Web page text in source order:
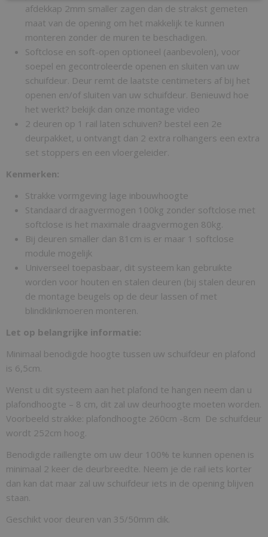
afdekkap 2mm smaller zagen dan de strakst gemeten
maat van de opening om het makkelijk te kunnen
monteren zonder de muren te beschadigen.
Softclose en soft-open optioneel (aanbevolen), voor
soepel en gecontroleerde openen en sluiten van uw
schuifdeur. Deur remt de laatste centimeters af bij het
openen en/of sluiten van uw schuifdeur. Benieuwd hoe
het werkt? bekijk dan onze montage video
2 deuren op 1 rail laten schuiven? bestel een 2e
deurpakket, u ontvangt dan 2 extra rolhangers een extra
set stoppers en een vloergeleider.
Kenmerken:
Strakke vormgeving lage inbouwhoogte
Standaard draagvermogen 100kg zonder softclose met
softclose is het maximale draagvermogen 80kg.
Bij deuren smaller dan 81cm is er maar 1 softclose
module mogelijk
Universeel toepasbaar, dit systeem kan gebruikte
worden voor houten en stalen deuren (bij stalen deuren
de montage beugels op de deur lassen of met
blindklinkmoeren monteren.
Let op belangrijke informatie:
Minimaal benodigde hoogte tussen uw schuifdeur en plafond
is 6,5cm.
Wenst u dit systeem aan het plafond te hangen neem dan u
plafondhoogte – 8 cm, dit zal uw deurhoogte moeten worden.
Voorbeeld strakke: plafondhoogte 260cm -8cm De schuifdeur
wordt 252cm hoog.
Benodigde raillengte om uw deur 100% te kunnen openen is
minimaal 2 keer de deurbreedte. Neem je de rail iets korter
dan kan dat maar zal uw schuifdeur iets in de opening blijven
staan.
Geschikt voor deuren van 35/50mm dik.